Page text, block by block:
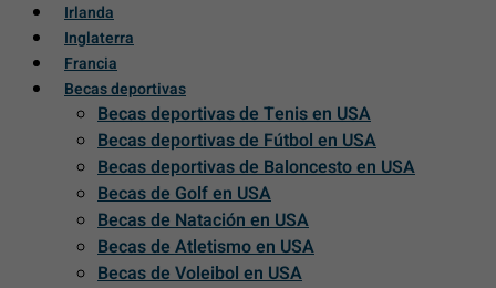
Irlanda
Inglaterra
Francia
Becas deportivas
Becas deportivas de Tenis en USA
Becas deportivas de Fútbol en USA
Becas deportivas de Baloncesto en USA
Becas de Golf en USA
Becas de Natación en USA
Becas de Atletismo en USA
Becas de Voleibol en USA